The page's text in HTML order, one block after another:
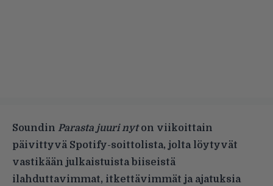
Soundin Parasta juuri nyton viikoittain
päivittyvä Spotify-soittolista, jolta löytyvät
vastikään julkaistuista biiseistä
ilahduttavimmat, itkettävimmät ja ajatuksia